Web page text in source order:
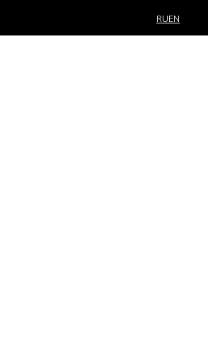
RUEN